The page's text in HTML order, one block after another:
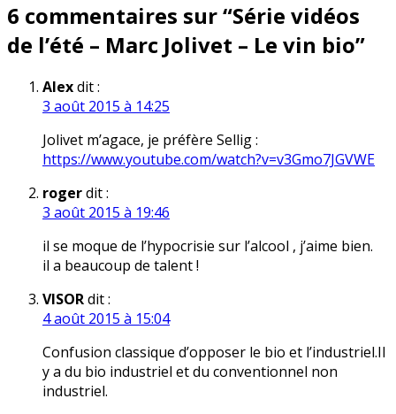
6 commentaires sur “Série vidéos
de l’été – Marc Jolivet – Le vin bio”
Alexdit :
3 août 2015 à 14:25
Jolivet m’agace, je préfère Sellig :
https://www.youtube.com/watch?v=v3Gmo7JGVWE
rogerdit :
3 août 2015 à 19:46
il se moque de l’hypocrisie sur l’alcool , j’aime bien.
il a beaucoup de talent !
VISORdit :
4 août 2015 à 15:04
Confusion classique d’opposer le bio et l’industriel.Il
y a du bio industriel et du conventionnel non
industriel.